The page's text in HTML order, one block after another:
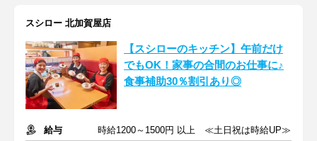
スシロー 北加賀屋店
【スシローのキッチン】午前だけ
でもOK！家事の合間のお仕事に♪
食事補助30％割引あり◎
給与
時給1200～1500円 以上 ≪土日祝は時給UP≫